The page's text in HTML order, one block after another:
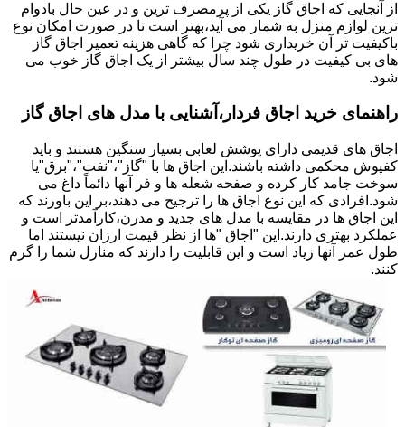
از آنجایی که اجاق گاز یکی از پرمصرف ترین و در عین حال بادوام
ترین لوازم منزل به شمار می آید،بهتر است تا در صورت امکان نوع
باکیفیت تر آن خریداری شود چرا که گاهی هزینه تعمیر اجاق گاز
های بی کیفیت در طول چند سال بیشتر از یک اجاق گاز خوب می
شود.
راهنمای خرید اجاق فردار،آشنایی با مدل های اجاق گاز
اجاق های قدیمی دارای پوشش لعابی بسیار سنگین هستند و باید
کفپوش محکمی داشته باشند.این اجاق ها با "گاز"،"نفت"،"برق"یا
سوخت جامد کار کرده و صفحه شعله ها و فر آنها دائماً داغ می
شود.افرادی که این نوع اجاق ها را ترجیح می دهند،بر این باورند که
این اجاق ها در مقایسه با مدل های جدید و مدرن،کارآمدتر است و
عملکرد بهتری دارند.این "اجاق "ها از نظر قیمت ارزان نیستند اما
طول عمر آنها زیاد است و این قابلیت را دارند که منازل شما را گرم
کنند.